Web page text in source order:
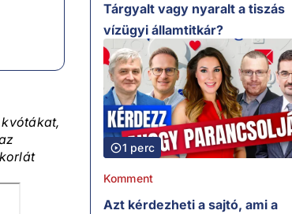
Tárgyalt vagy nyaralt a tiszás
vízügyi államtitkár?
1 perc
Komment
Azt kérdezheti a sajtó, ami a